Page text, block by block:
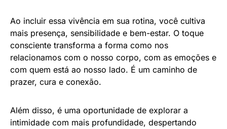
Ao incluir essa vivência em sua rotina, você cultiva
mais presença, sensibilidade e bem-estar. O toque
consciente transforma a forma como nos
relacionamos com o nosso corpo, com as emoções e
com quem está ao nosso lado. É um caminho de
prazer, cura e conexão.
Além disso, é uma oportunidade de explorar a
intimidade com mais profundidade, despertando